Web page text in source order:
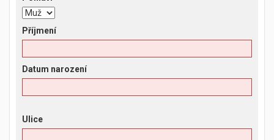
Příjmení
Datum narození
Ulice